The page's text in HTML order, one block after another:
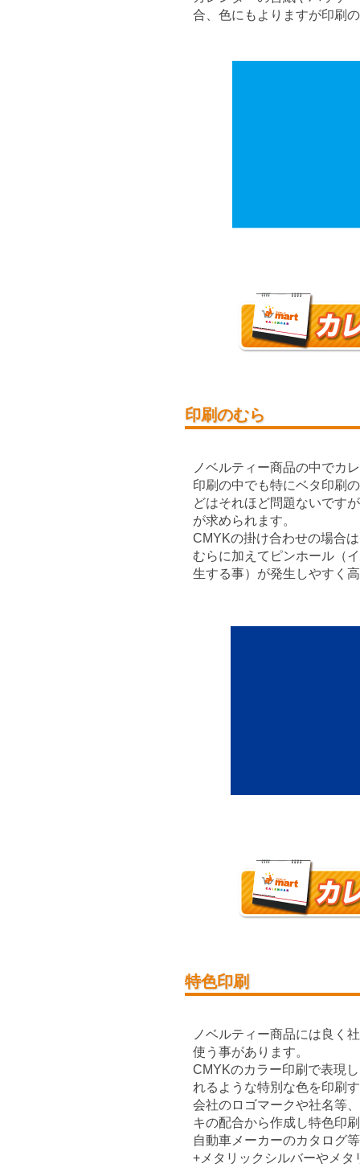
合、色にもよりますが印刷
印刷のむら
ノベルティー商品の中でカ
印刷の中でも特にベタ印刷
どはそれほど問題ないです
が求められます。
CMYKの掛け合わせの場合
むらに加えてピンホール（
生する事）が発生しやすく
特色印刷
ノベルティー商品には良く
使う事があります。
CMYKのカラー印刷で表現
れるような特別な色を印刷
会社のロゴマークや社名等
キの配合から作成し特色印
自動車メーカーのカタログ
+メタリックシルバーやメ